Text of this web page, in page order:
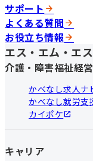
サポート
よくある質問
お役立ち情報
エス・エム・エ
介護・障害福祉経
かべなし求人ナ
かべなし就労支
カイポケ
キャリア